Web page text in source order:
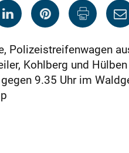
Polizeistreifenwagen
Kohlberg und
9.35 Uhr im